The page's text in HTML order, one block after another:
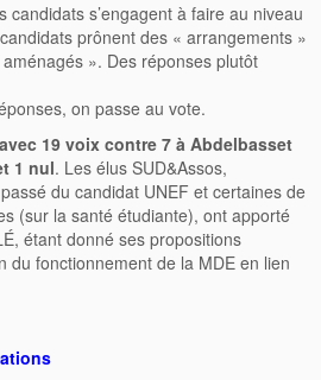
candidats s’engagent à faire au niveau
prônent des « arrangements »
». Des réponses plutôt
on passe au vote.
19 voix contre 7 à Abdelbasset
1 nul. Les élus SUD&Assos,
du candidat UNEF et certaines de
(sur la santé étudiante), ont apporté
étant donné ses propositions
du fonctionnement de la MDE en lien